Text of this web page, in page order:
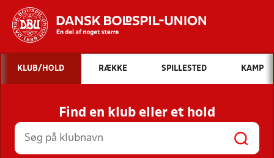
Hvad vil du søge efter?
INDHOLD OG NYHEDER
STILLINGER, RESULTATER, KLUBBER OG
HOLD
KLUB/HOLD RÆKKE SPILLESTED KAMP
Find en klub eller et hold